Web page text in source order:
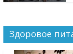
Здоровое